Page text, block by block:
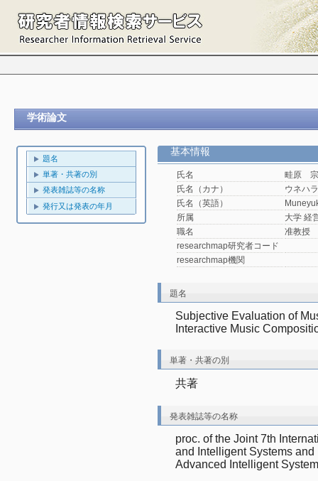
学術論文
題名
単著・共著の別
発表雑誌等の名称
発行又は発表の年月
基本情報
氏名
畦原
氏名（カナ）
ウネハ
氏名（英語）
所属
大学 経
職名
准教授
researchmap研究者コード
researchmap機関
題名
Subjective Evaluation of
Interactive Music
単著・共著の別
共著
発表雑誌等の名称
proc. of the Joint 7th
and Intelligent Systems
Advanced Intelligent